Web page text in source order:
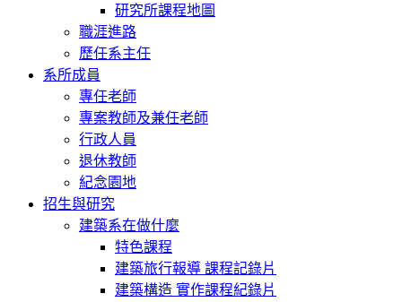
研究所課程地圖
職涯進路
歷任系主任
系所成員
專任老師
專案教師及兼任老師
行政人員
退休教師
紀念園地
招生與研究
建築系在做什麼
特色課程
建築旅行報導 課程記錄片
建築構造 實作課程紀錄片